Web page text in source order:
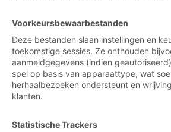
Voorkeursbewaarbestanden
Deze bestanden slaan instellingen en
toekomstige sessies. Ze onthouden
aanmeldgegevens (indien
spel op basis van apparaattype, wat
herhaalbezoeken ondersteunt en
klanten.
Statistische Trackers